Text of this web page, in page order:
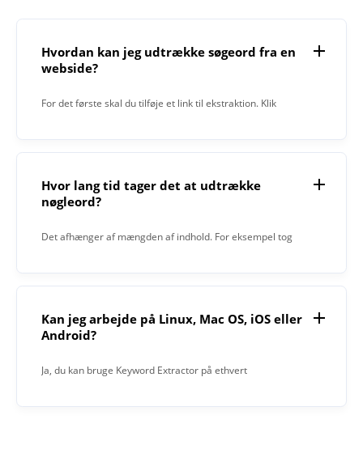
Hvordan kan jeg udtrække søgeord fra en
webside?
For det første skal du tilføje et link til ekstraktion. Klik
Hvor lang tid tager det at udtrække
nøgleord?
Det afhænger af mængden af indhold. For eksempel tog
Kan jeg arbejde på Linux, Mac OS, iOS eller
Android?
Ja, du kan bruge Keyword Extractor på ethvert